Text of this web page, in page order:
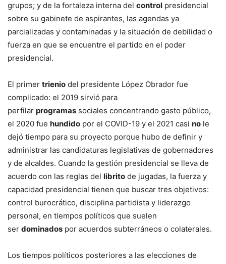
grupos; y de la fortaleza interna del control presidencial
sobre su gabinete de aspirantes, las agendas ya
parcializadas y contaminadas y la situación de debilidad o
fuerza en que se encuentre el partido en el poder
presidencial.
El primer trienio del presidente López Obrador fue
complicado: el 2019 sirvió para
perfilar programas sociales concentrando gasto público,
el 2020 fue hundido por el COVID-19 y el 2021 casi no le
dejó tiempo para su proyecto porque hubo de definir y
administrar las candidaturas legislativas de gobernadores
y de alcaldes. Cuando la gestión presidencial se lleva de
acuerdo con las reglas del librito de jugadas, la fuerza y
capacidad presidencial tienen que buscar tres objetivos:
control burocrático, disciplina partidista y liderazgo
personal, en tiempos políticos que suelen
ser dominados por acuerdos subterráneos o colaterales.
Los tiempos políticos posteriores a las elecciones de